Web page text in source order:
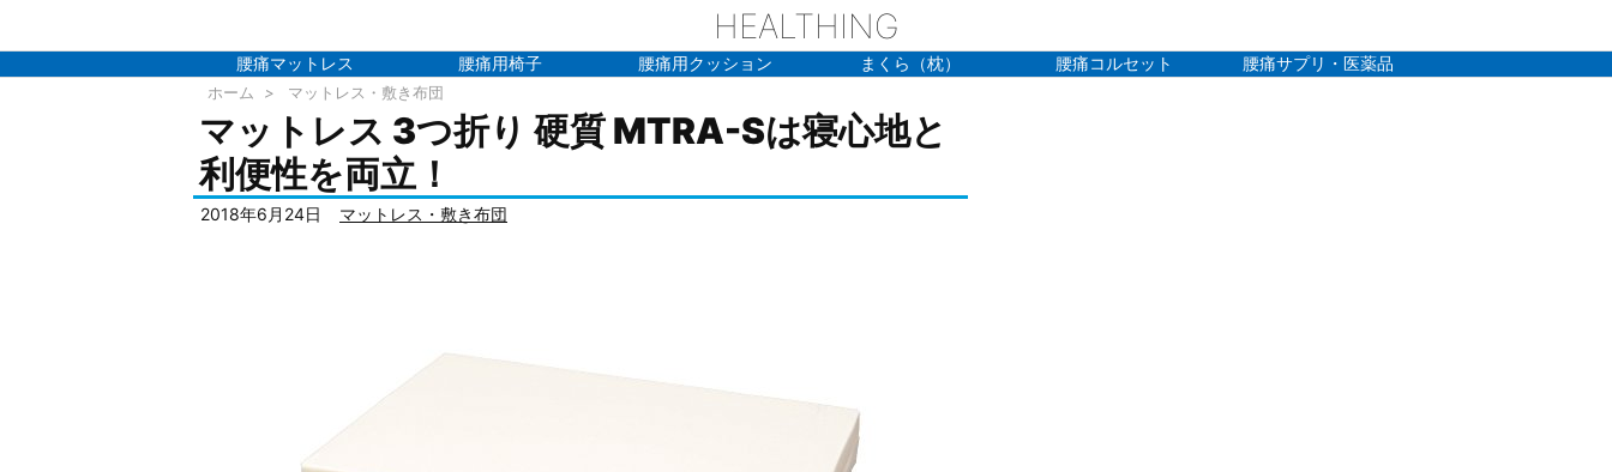
HEALTHING
腰痛マットレス 腰痛用椅子 腰痛用クッション まくら（枕） 腰痛コルセット 腰痛サプリ・医薬品
ホーム > マットレス・敷き布団
マットレス 3つ折り 硬質 MTRA-Sは寝心地と
利便性を両立！
2018年6月24日 マットレス・敷き布団